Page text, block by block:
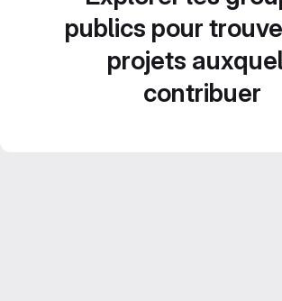
publics pour
projets
contribuer